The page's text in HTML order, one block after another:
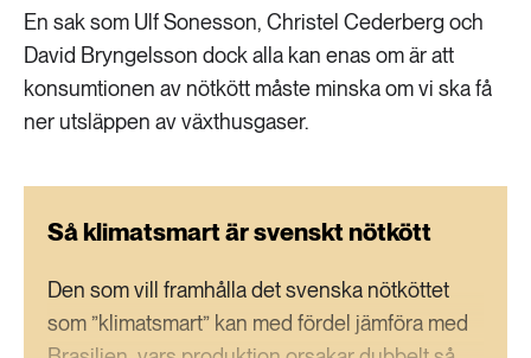
En sak som Ulf Sonesson, Christel Cederberg och
David Bryngelsson dock alla kan enas om är att
konsumtionen av nötkött måste minska om vi ska få
ner utsläppen av växthusgaser.
Så klimatsmart är svenskt nötkött
Den som vill framhålla det svenska nötköttet
som ”klimatsmart” kan med fördel jämföra med